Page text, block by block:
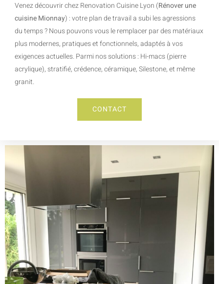
Venez découvrir chez Renovation Cuisine Lyon (Rénover une
cuisine Mionnay) : votre plan de travail a subi les agressions
du temps ? Nous pouvons vous le remplacer par des matériaux
plus modernes, pratiques et fonctionnels, adaptés à vos
exigences actuelles. Parmi nos solutions : Hi-macs (pierre
acrylique), stratifié, crédence, céramique, Silestone, et même
granit.
CONTACT